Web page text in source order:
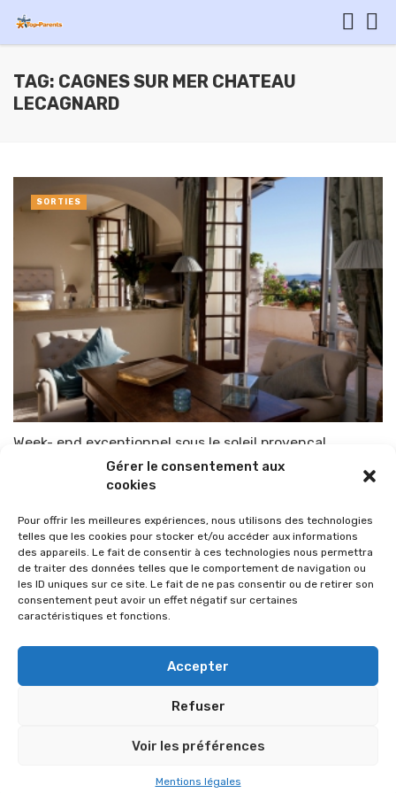
Gérer le consentement aux
cookies
Pour offrir les meilleures expériences, nous utilisons des technologies
telles que les cookies pour stocker et/ou accéder aux informations
des appareils. Le fait de consentir à ces technologies nous permettra
de traiter des données telles que le comportement de navigation ou
les ID uniques sur ce site. Le fait de ne pas consentir ou de retirer son
consentement peut avoir un effet négatif sur certaines
caractéristiques et fonctions.
Accepter
Refuser
Voir les préférences
Mentions légales
TAG: CAGNES SUR MER CHATEAU
LECAGNARD
Week- end exceptionnel sous le soleil provençal
TOP-PARENTS 2 avril 2015
SORTIES